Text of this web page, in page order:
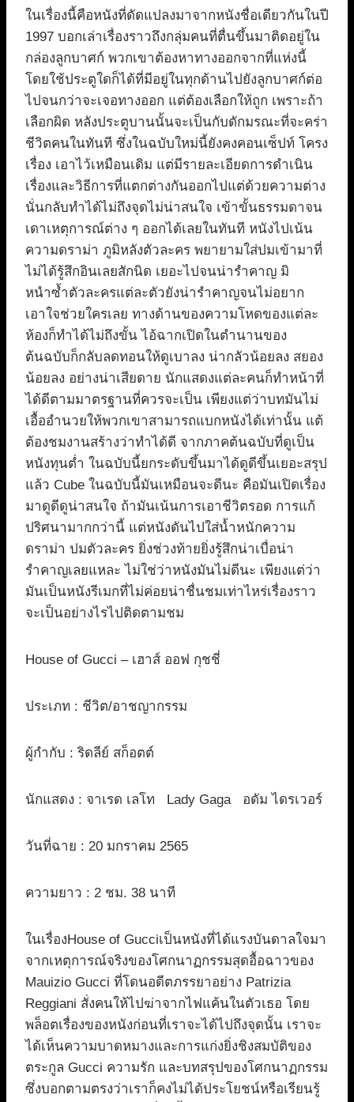
ในเรื่องนี้คือหนังที่ดัดแปลงมาจากหนังชื่อเดียวกันในปี
1997 บอกเล่าเรื่องราวถึงกลุ่มคนที่ตื่นขึ้นมาติดอยู่ใน
กล่องลูกบาศก์ พวกเขาต้องหาทางออกจากที่แห่งนี้
โดยใช้ประตูใดก็ได้ที่มีอยู่ในทุกด้านไปยังลูกบาศก์ต่อ
ไปจนกว่าจะเจอทางออก แต่ต้องเลือกให้ถูก เพราะถ้า
เลือกผิด หลังประตูบานนั้นจะเป็นกับดักมรณะที่จะคร่า
ชีวิตคนในทันที ซึ่งในฉบับใหม่นี้ยังคงคอนเซ็ปท์ โครง
เรื่อง เอาไว้เหมือนเดิม แต่มีรายละเอียดการดำเนิน
เรื่องและวิธีการที่แตกต่างกันออกไปแต่ด้วยความต่าง
นั่นกลับทำได้ไม่ถึงจุดไม่น่าสนใจ เข้าขั้นธรรมดาจน
เดาเหตุการณ์ต่าง ๆ ออกได้เลยในทันที หนังไปเน้น
ความดราม่า ภูมิหลังตัวละคร พยายามใส่ปมเข้ามาที่
ไม่ได้รู้สึกอินเลยสักนิด เยอะไปจนน่ารำคาญ มิ
หนำซ้ำตัวละครแต่ละตัวยังน่ารำคาญจนไม่อยาก
เอาใจช่วยใครเลย ทางด้านของความโหดของแต่ละ
ห้องก็ทำได้ไม่ถึงขั้น ไอ้ฉากเปิดในตำนานของ
ต้นฉบับก็กลับลดทอนให้ดูเบาลง น่ากลัวน้อยลง สยอง
น้อยลง อย่างน่าเสียดาย นักแสดงแต่ละคนก็ทำหน้าที่
ได้ดีตามมาตรฐานที่ควรจะเป็น เพียงแต่ว่าบทมันไม่
เอื้ออำนวยให้พวกเขาสามารถแบกหนังได้เท่านั้น แต้
ต้องชมงานสร้างว่าทำได้ดี จากภาคต้นฉบับที่ดูเป็น
หนังทุนต่ำ ในฉบับนี้ยกระดับขึ้นมาได้ดูดีขึ้นเยอะสรุป
แล้ว Cube ในฉบับนี้มันเหมือนจะดีนะ คือมันเปิดเรื่อง
มาดูดีดูน่าสนใจ ถ้ามันเน้นการเอาชีวิตรอด การแก้
ปริศนามากกว่านี้ แต่หนังดันไปใส่น้ำหนักความ
ดราม่า ปมตัวละคร ยิ่งช่วงท้ายยิ่งรู้สึกน่าเบื่อน่า
รำคาญเลยแหละ ไม่ใช่ว่าหนังมันไม่ดีนะ เพียงแต่ว่า
มันเป็นหนังรีเมกที่ไม่ค่อยน่าชื่นชมเท่าไหร่เรื่องราว
จะเป็นอย่างไรไปติดตามชม
House of Gucci – เฮาส์ ออฟ กุชชี่
ประเภท : ชีวิต/อาชญากรรม
ผู้กำกับ : ริดลีย์ สก็อตต์
นักแสดง : จาเรด เลโท Lady Gaga อดัม ไดรเวอร์
วันที่ฉาย : 20 มกราคม 2565
ความยาว : 2 ชม. 38 นาที
ในเรื่องHouse of Gucciเป็นหนังที่ได้แรงบันดาลใจมา
จากเหตุการณ์จริงของโศกนาฏกรรมสุดอื้อฉาวของ
Mauizio Gucci ที่โดนอดีตภรรยาอย่าง Patrizia
Reggiani สั่งคนให้ไปฆ่าจากไฟแค้นในตัวเธอ โดย
พล็อตเรื่องของหนังก่อนที่เราจะได้ไปถึงจุดนั้น เราจะ
ได้เห็นความบาดหมางและการแก่งยิ่งชิงสมบัติของ
ตระกูล Gucci ความรัก และบทสรุปของโศกนาฏกรรม
ซึ่งบอกตามตรงว่าเราก็คงไม่ได้ประโยชน์หรือเรียนรู้